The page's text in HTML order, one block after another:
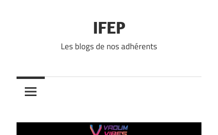
IFEP
Les blogs de nos adhérents